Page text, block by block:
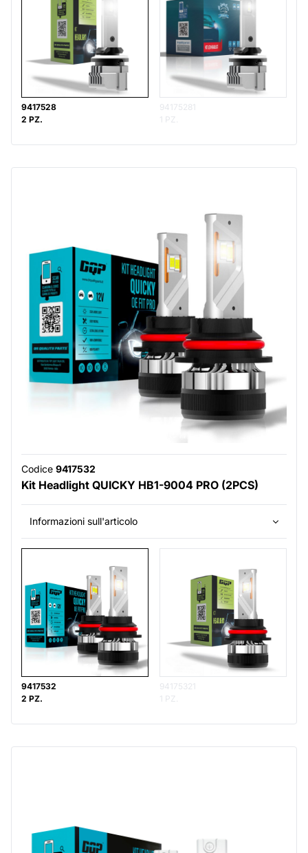
9417528
2 PZ.
94175281
1 PZ.
Codice 9417532
Kit Headlight QUICKY HB1-9004 PRO (2PCS)
Informazioni sull'articolo
9417532
2 PZ.
94175321
1 PZ.